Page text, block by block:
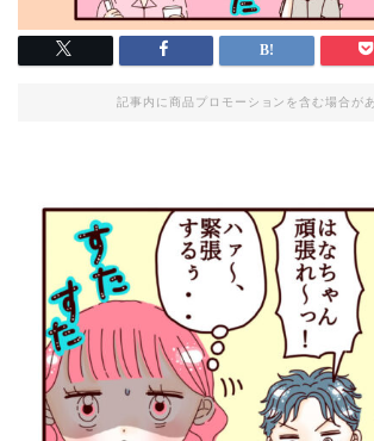
記事内に商品プロモーションを含む場合が